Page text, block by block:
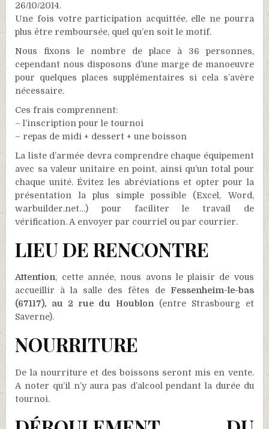
26/10/2014.
Une fois votre participation acquittée, elle ne pourra
plus être remboursée, quel qu’en soit le motif.
Nous fixons le nombre de place à 36 personnes,
cependant nous disposons d’une marge de manoeuvre
pour quelques places supplémentaires si cela s’avère
nécessaire.
Ces frais comprennent:
– l’inscription pour le tournoi
– repas de midi + dessert + une boisson
La liste d’armée devra comprendre chaque équipement
avec sa valeur unitaire en point, ainsi qu’un total pour
chaque unité. Évitez les abréviations et opter pour la
présentation la plus simple possible (Excel, Word,
warbuilder.net…) pour faciliter le travail de
vérification. A envoyer par courriel ou par courrier.
LIEU DE RENCONTRE
Attention, cette année, nous avons le plaisir de vous
accueillir à la salle des fêtes de Fessenheim-le-bas
(67117), au 2 rue du
Houblon (entre Strasbourg et
Saverne).
NOURRITURE
De la nourriture et des boissons seront mis en vente.
A noter qu’il n’y aura pas d’alcool pendant la durée du
tournoi.